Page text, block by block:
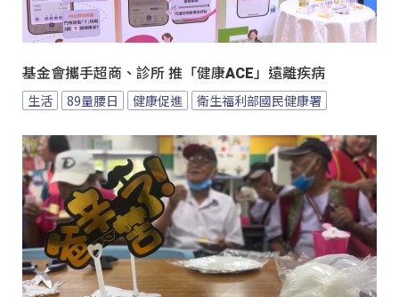
基金會攜手超商、診所 推「健康ACE」遠離疾病
生活 89量腰日 健康促進 衛生福利部國民健康署